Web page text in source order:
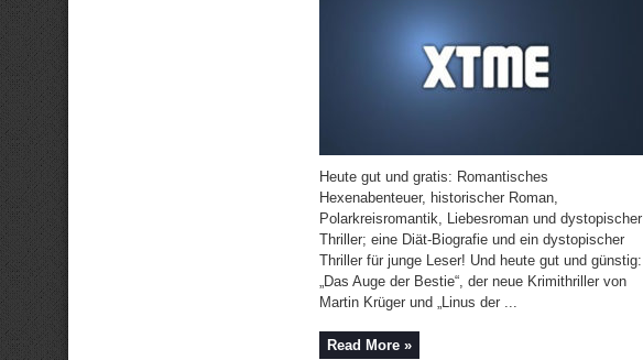
Heute gut und gratis: Romantisches
Hexenabenteuer, historischer Roman,
Polarkreisromantik, Liebesroman und dystopischer
Thriller; eine Diät-Biografie und ein dystopischer
Thriller für junge Leser! Und heute gut und günstig:
„Das Auge der Bestie“, der neue Krimithriller von
Martin Krüger und „Linus der ...
Read More »